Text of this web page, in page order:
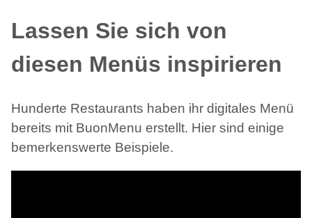
Lassen Sie sich von
diesen Menüs inspirieren
Hunderte Restaurants haben ihr digitales Menü
bereits mit BuonMenu erstellt. Hier sind einige
bemerkenswerte Beispiele.